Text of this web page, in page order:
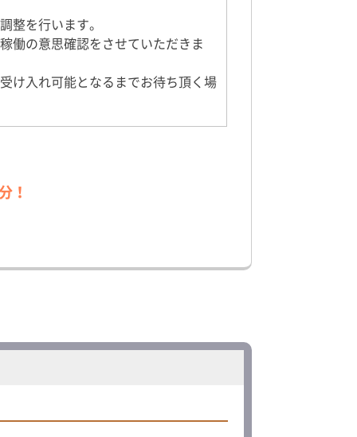
整を行います。
働の意思確認をさせていただきま
け入れ可能となるまでお待ち頂く場
！